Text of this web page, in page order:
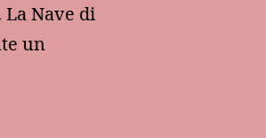
Nave di
un